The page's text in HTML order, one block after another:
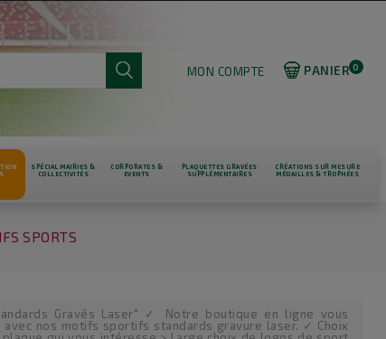
PANIER 0
MON COMPTE
SPÉCIAL MAIRIES &
COLLECTIVITÉS
CORPORATES &
EVENTS
PLAQUETTES GRAVÉES
SUPPLÉMENTAIRES
CRÉATIONS SUR MESURE
MÉDAILLES & TROPHÉES
SPORTS
Gravés Laser" ✓ Notre boutique en ligne vous
nos motifs sportifs standards gravure laser. ✓ Choix